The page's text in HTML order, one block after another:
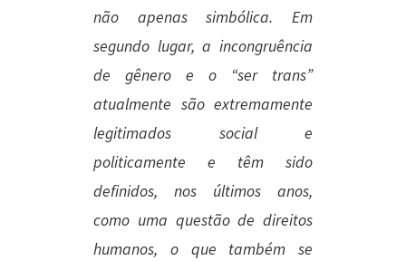
não apenas simbólica. Em
segundo lugar, a incongruência
de gênero e o “ser trans”
atualmente são extremamente
legitimados social e
politicamente e têm sido
definidos, nos últimos anos,
como uma questão de direitos
humanos, o que também se